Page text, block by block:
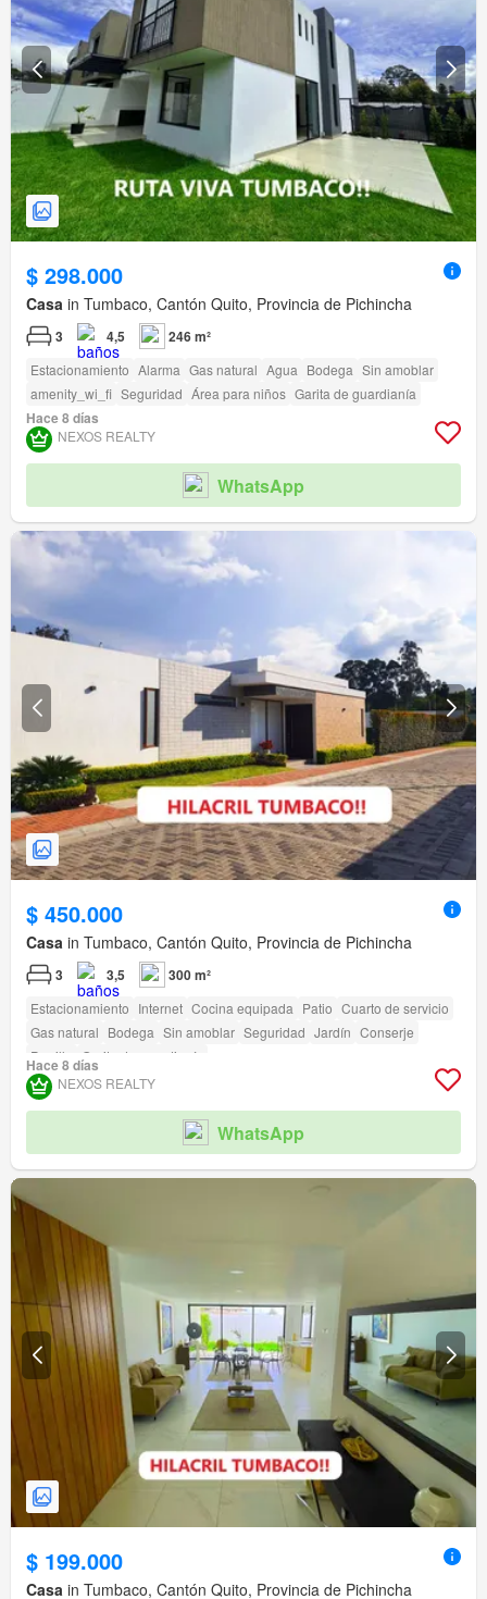
$ 298.000
Casa in Tumbaco, Cantón Quito, Provincia de Pichincha
3 4,5 246 m²
Estacionamiento Alarma Gas natural Agua Bodega Sin amoblar
amenity_wi_fi Seguridad Área para niños Garita de guardianía
Hace 8 días
NEXOS REALTY
WhatsApp
$ 450.000
Casa in Tumbaco, Cantón Quito, Provincia de Pichincha
3 3,5 300 m²
Estacionamiento Internet Cocina equipada Patio Cuarto de servicio
Gas natural Bodega Sin amoblar Seguridad Jardín Conserje
Parrilla
Garita de guardianía
Hace 8 días
NEXOS REALTY
WhatsApp
$ 199.000
Casa in Tumbaco, Cantón Quito, Provincia de Pichincha